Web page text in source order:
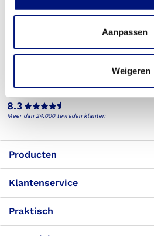
Aanpassen
Weigeren
Telefonisch bereikbaar
(088) 245 20 00
8.3
Meer dan 24.000 tevreden klanten
Producten
Klantenservice
Praktisch